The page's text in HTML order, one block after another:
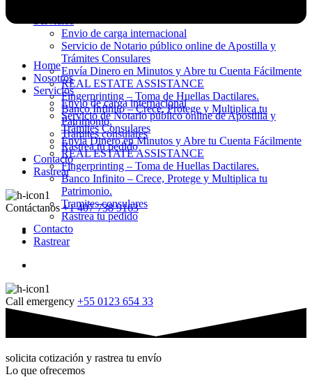
Envio de carga internacional
Servicio de Notario público online de Apostilla y
Trámites Consulares
Envía Dinero en Minutos y Abre tu Cuenta Fácilmente
REAL ESTATE ASSISTANCE
Fingerprinting – Toma de Huellas Dactilares.
Banco Infinito – Crece, Protege y Multiplica tu
Patrimonio.
Tramites consulares
Rastrea tu pedido
Contacto
Rastrear
Contáctanos +1 407 738 9163
Home
Nosotros
Servicios
Envio de carga internacional
Servicio de Notario público online de Apostilla y
Trámites Consulares
Envía Dinero en Minutos y Abre tu Cuenta Fácilmente
REAL ESTATE ASSISTANCE
Fingerprinting – Toma de Huellas Dactilares.
Banco Infinito – Crece, Protege y Multiplica tu
Patrimonio.
Tramites consulares
Rastrea tu pedido
Contacto
Rastrear
Call emergency +55 0123 654 33
solicita cotización y rastrea tu envío
Lo que ofrecemos